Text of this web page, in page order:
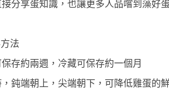
分享蛋知識，也讓更多人品嚐到藻好
法
存約兩週，冷藏可保存約一個月